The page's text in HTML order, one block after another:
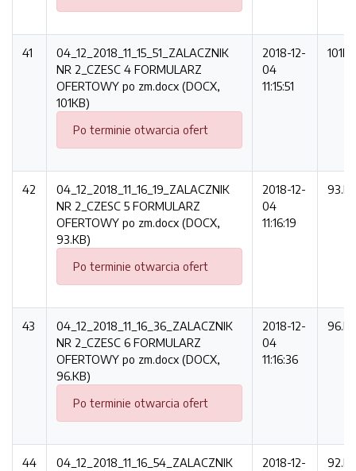
41
04_12_2018_11_15_51_ZALACZNIK
NR 2_CZESC 4 FORMULARZ
OFERTOWY po zm.docx (DOCX,
101KB)
Po terminie otwarcia ofert
2018-12-
04
11:15:51
101KB
42
04_12_2018_11_16_19_ZALACZNIK
NR 2_CZESC 5 FORMULARZ
OFERTOWY po zm.docx (DOCX,
93.KB)
Po terminie otwarcia ofert
2018-12-
04
11:16:19
43
04_12_2018_11_16_36_ZALACZNIK
NR 2_CZESC 6 FORMULARZ
OFERTOWY po zm.docx (DOCX,
96.KB)
Po terminie otwarcia ofert
2018-12-
04
11:16:36
44
04_12_2018_11_16_54_ZALACZNIK
2018-12-